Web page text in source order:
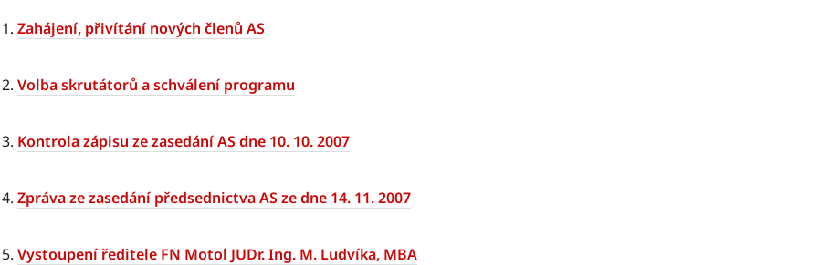
Zahájení, přivítání nových členů AS
Volba skrutátorů a schválení programu
Kontrola zápisu ze zasedání AS dne 10. 10. 2007
Zpráva ze zasedání předsednictva AS ze dne 14. 11. 2007
Vystoupení ředitele FN Motol JUDr. Ing. M. Ludvíka, MBA